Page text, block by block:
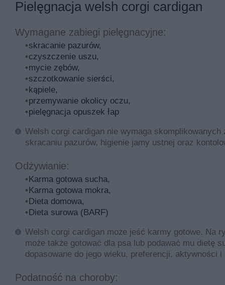
Pielęgnacja welsh corgi cardigan
Wymagane zabiegi pielęgnacyjne:
skracanie pazurów,
czyszczenie uszu,
mycie zębów,
szczotkowanie sierści,
kąpiele,
przemywanie okolicy oczu,
pielęgnacja opuszek łap
Welsh corgi cardigan nie wymaga
skracaniu pazurów, higienie jamy ustnej oraz
Odżywianie:
Karma gotowa sucha,
Karma gotowa mokra,
Dieta domowa,
Dieta surowa (BARF)
Welsh corgi cardigan może jeść karmy gotowe. Na
może także gotować dla psa lub podawać mu dietę
dopasowane do jego wieku, preferencji, aktywności
Podatność na choroby: